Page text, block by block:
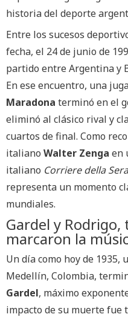
historia del deporte
Entre los sucesos
fecha, el 24 de junio de
partido entre Argentina y
En ese encuentro, una
Maradona terminó en el
eliminó al clásico rival y
cuartos de final. Como
italiano Walter Zenga en
italiano Corriere della Sera
representa un momento
mundiales.
Gardel y Rodrigo,
marcaron la
Un día como hoy de 1935,
Medellín, Colombia,
Gardel, máximo
impacto de su muerte fue